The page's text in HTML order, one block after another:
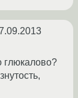
глюкалово?